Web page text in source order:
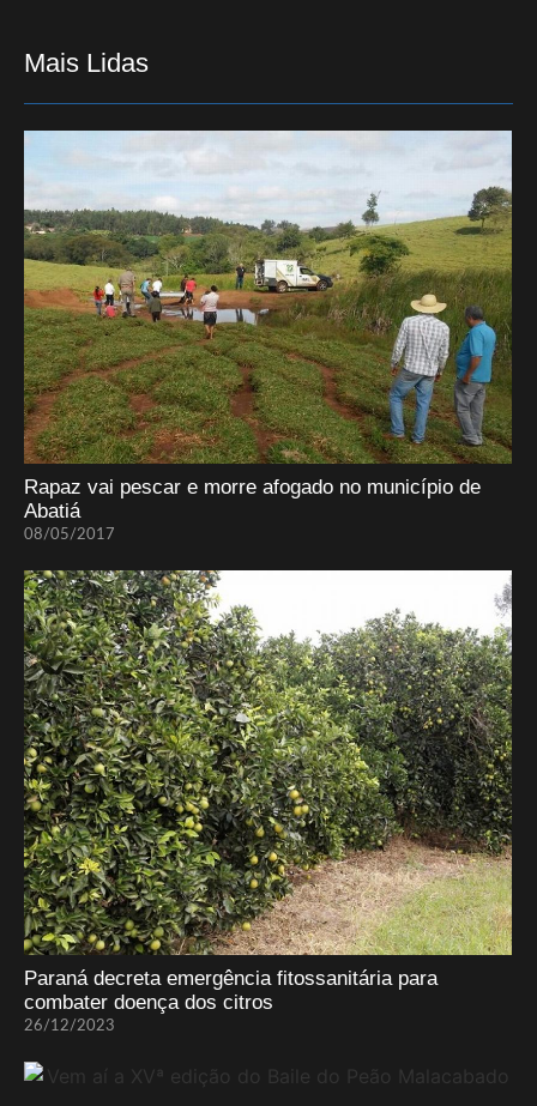
Mais Lidas
Rapaz vai pescar e morre afogado no município de
Abatiá
08/05/2017
Paraná decreta emergência fitossanitária para
combater doença dos citros
26/12/2023